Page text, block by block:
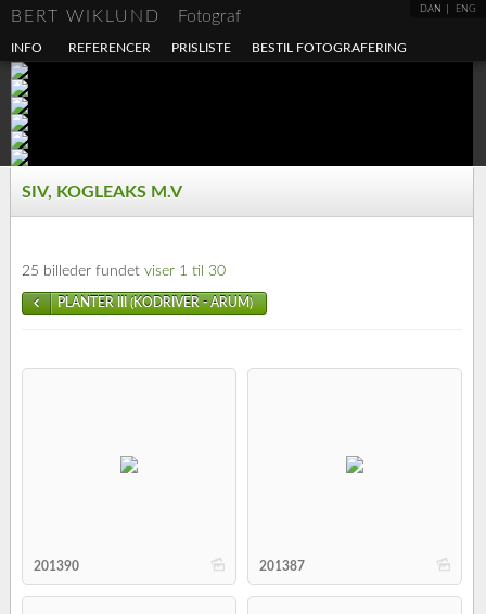
DAN ENG
BERT WIKLUND Fotograf
INFO REFERENCER PRISLISTE BESTIL FOTOGRAFERING
SIV, KOGLEAKS M.V
25 billeder fundet viser 1 til 30
PLANTER III (KODRIVER - ARUM)
b
201390 b
201387